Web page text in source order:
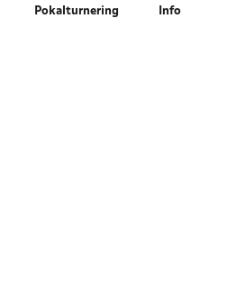
Pokalturnering Info